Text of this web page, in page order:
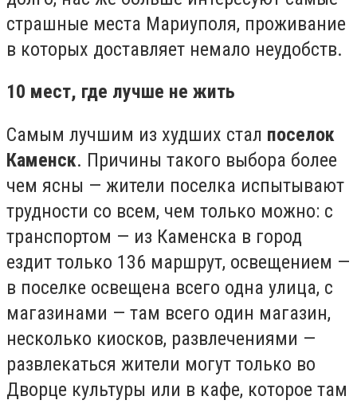
страшные места Мариуполя, проживание
в которых доставляет немало неудобств.
10 мест, где лучше не жить
Самым лучшим из худших стал поселок
Каменск. Причины такого выбора более
чем ясны — жители поселка испытывают
трудности со всем, чем только можно: с
транспортом — из Каменска в город
ездит только 136 маршрут, освещением —
в поселке освещена всего одна улица, с
магазинами — там всего один магазин,
несколько киосков, развлечениями —
развлекаться жители могут только во
Дворце культуры или в кафе, которое там